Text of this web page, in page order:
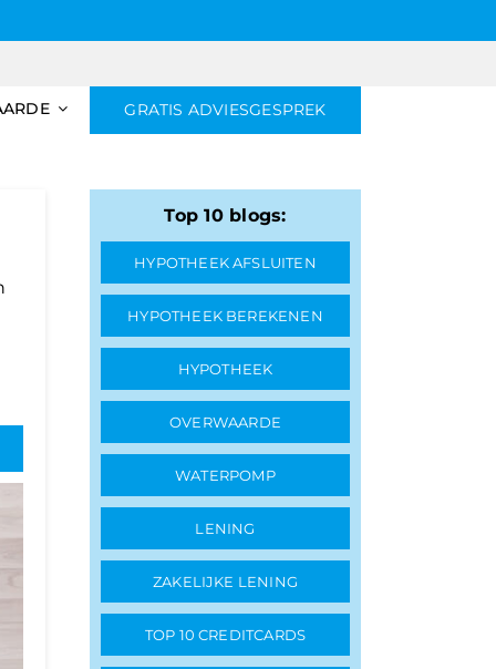
GRATIS ADVIESGESPREK
Top 10 blogs:
HYPOTHEEK AFSLUITEN
HYPOTHEEK BEREKENEN
HYPOTHEEK
OVERWAARDE
WATERPOMP
LENING
ZAKELIJKE LENING
TOP 10 CREDITCARDS